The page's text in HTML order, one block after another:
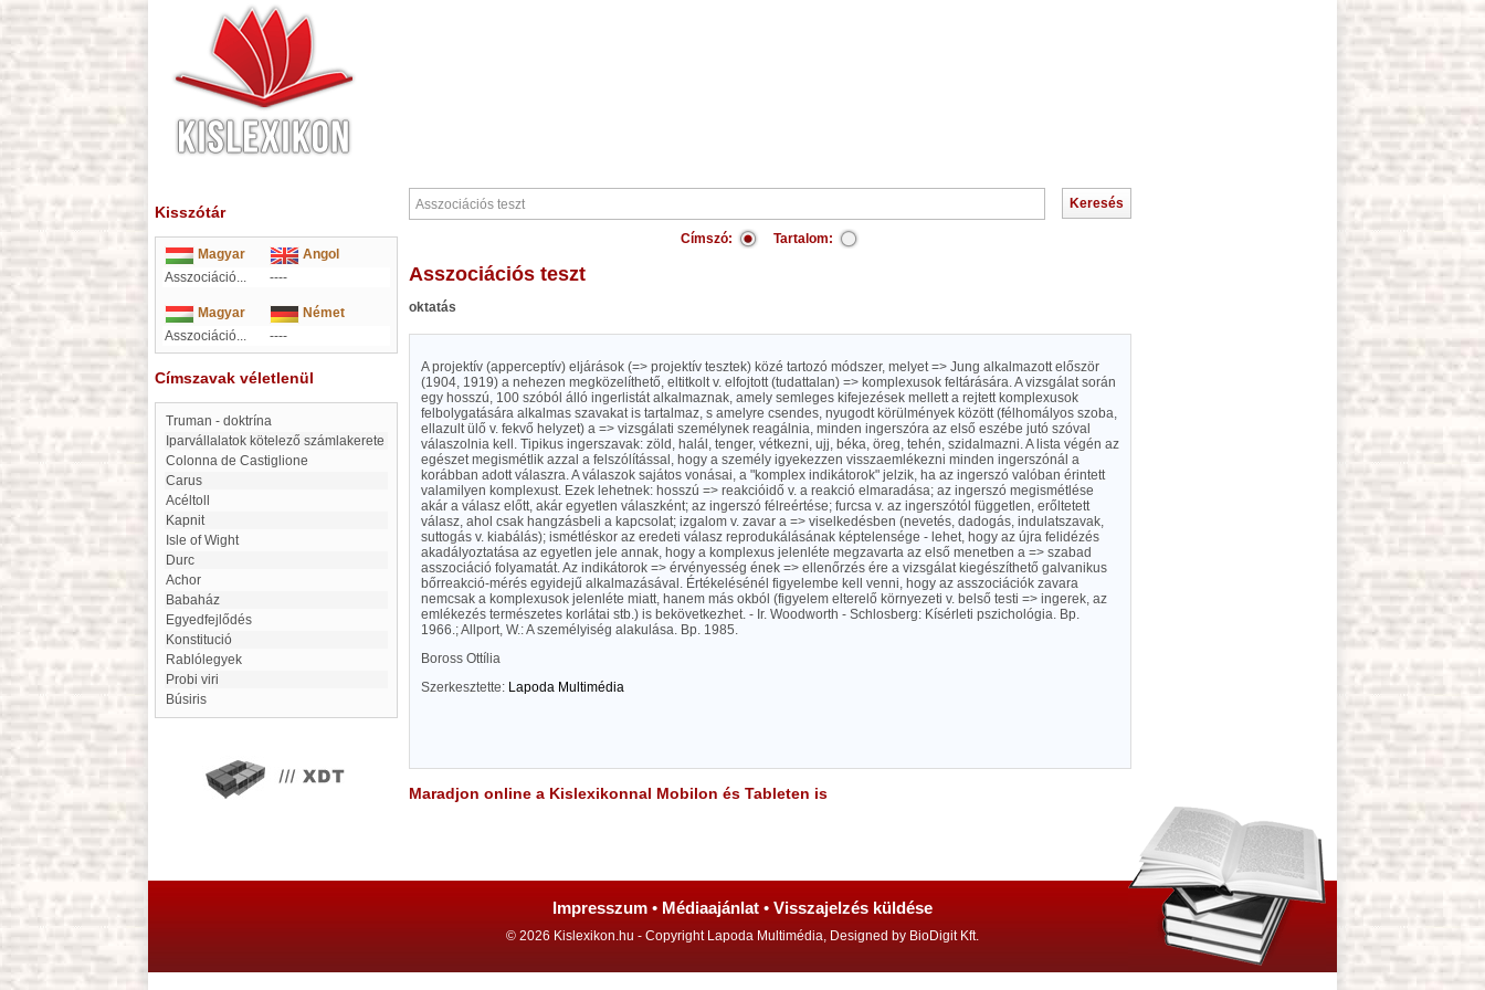
Kisszótár
Magyar
Angol
Asszociáció...
----
Magyar
Német
Asszociáció...
----
Címszavak véletlenül
Truman - doktrína
iparvállalatok kötelező számlakerete
Colonna de Castiglione
Carus
Acéltoll
Kapnit
Isle of Wight
Durc
Achor
Babaház
egyedfejlődés
Konstitució
Rablólegyek
Probi viri
Búsiris
Címszó: Tartalom:
Asszociációs teszt
oktatás
A projektív (apperceptív) eljárások (=> projektív tesztek) közé tartozó módszer, melyet => Jung alkalmazott először
(1904, 1919) a nehezen megközelíthető, eltitkolt v. elfojtott (tudattalan) => komplexusok feltárására. A vizsgálat során
egy hosszú, 100 szóból álló ingerlistát alkalmaznak, amely semleges kifejezések mellett a rejtett komplexusok
felbolygatására alkalmas szavakat is tartalmaz, s amelyre csendes, nyugodt körülmények között (félhomályos szoba,
ellazult ülő v. fekvő helyzet) a => vizsgálati személynek reagálnia, minden ingerszóra az első eszébe jutó szóval
válaszolnia kell. Tipikus ingerszavak: zöld, halál, tenger, vétkezni, ujj, béka, öreg, tehén, szidalmazni. A lista végén az
egészet megismétlik azzal a felszólítással, hogy a személy igyekezzen visszaemlékezni minden ingerszónál a
korábban adott válaszra. A válaszok sajátos vonásai, a "komplex indikátorok" jelzik, ha az ingerszó valóban érintett
valamilyen komplexust. Ezek lehetnek: hosszú => reakcióidő v. a reakció elmaradása; az ingerszó megismétlése
akár a válasz előtt, akár egyetlen válaszként; az ingerszó félreértése; furcsa v. az ingerszótól független, erőltetett
válasz, ahol csak hangzásbeli a kapcsolat; izgalom v. zavar a => viselkedésben (nevetés, dadogás, indulatszavak,
suttogás v. kiabálás); ismétléskor az eredeti válasz reprodukálásának képtelensége - lehet, hogy az újra felidézés
akadályoztatása az egyetlen jele annak, hogy a komplexus jelenléte megzavarta az első menetben a => szabad
asszociáció folyamatát. Az indikátorok => érvényesség ének => ellenőrzés ére a vizsgálat kiegészíthető galvanikus
bőrreakció-mérés egyidejű alkalmazásával. Értékelésénél figyelembe kell venni, hogy az asszociációk zavara
nemcsak a komplexusok jelenléte miatt, hanem más okból (figyelem elterelő környezeti v. belső testi => ingerek, az
emlékezés természetes korlátai stb.) is bekövetkezhet. - Ir. Woodworth - Schlosberg: Kísérleti pszichológia. Bp.
1966.; Allport, W.: A személyiség alakulása. Bp. 1985.
Boross Ottília
Szerkesztette: Lapoda Multimédia
Maradjon online a Kislexikonnal Mobilon és Tableten is
Impresszum • Médiaajánlat • Visszajelzés küldése
© 2026 Kislexikon.hu - Copyright Lapoda Multimédia, Designed by BioDigit Kft.